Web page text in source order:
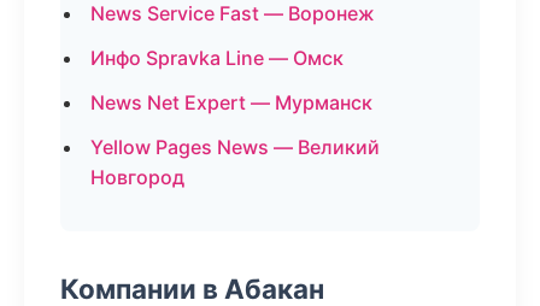
News Service Fast — Воронеж
Инфо Spravka Line — Омск
News Net Expert — Мурманск
Yellow Pages News — Великий
Новгород
Компании в Абакан